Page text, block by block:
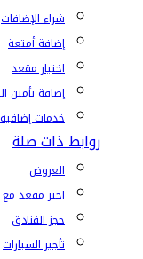
شراء الإضافات
إضافة أمتعة
اختيار مقعد
إضافة تأمين
خدمات إضافية
روابط ذات صلة
العروض
اختر مقعد
حجز الفنادق
تأجير السيارات